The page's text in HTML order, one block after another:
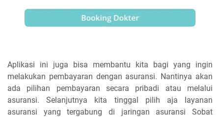
Aplikasi ini juga bisa membantu kita bagi yang ingin
melakukan pembayaran dengan asuransi. Nantinya akan
ada pilihan pembayaran secara pribadi atau melalui
asuransi. Selanjutnya kita tinggal pilih aja layanan
asuransi yang tergabung di jaringan asuransi Sobat